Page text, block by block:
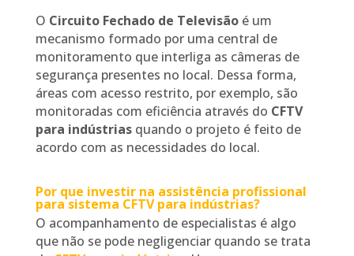
O Circuito Fechado de Televisãoé um
mecanismo formado por uma central de
monitoramento que interliga as câmeras de
segurança presentes no local. Dessa forma,
áreas com acesso restrito, por exemplo, são
monitoradas com eficiência através do CFTV
para indústriasquando o projeto é feito de
acordo com as necessidades do local.
Por que investir na assistência profissional
para sistema CFTV para indústrias?
O acompanhamento de especialistas é algo
que não se pode negligenciar quando se trata